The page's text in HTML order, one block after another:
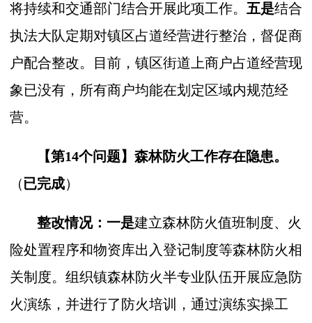
将持续和交通部门结合开展此项工作。 五是结合
执法大队定期对镇区占道经营进行整治，督促商
户配合整改。目前，镇区街道上商户占道经营现
象已没有，所有商户均能在划定区域内规范经
营。
【第14个问题】森林防火工作存在隐患。
（已完成）
整改情况：一是建立森林防火值班制度、火
险处置程序和物资库出入登记制度等森林防火相
关制度。组织镇森林防火半专业队伍开展应急防
火演练，并进行了防火培训，通过演练实操工